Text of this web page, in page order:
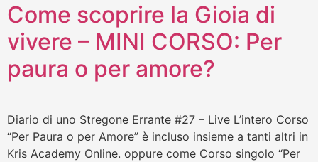
Come scoprire la Gioia di
vivere – MINI CORSO: Per
paura o per amore?
Diario di uno Stregone Errante #27 – Live L’intero Corso
“Per Paura o per Amore” è incluso insieme a tanti altri in
Kris Academy Online. oppure come Corso singolo “Per